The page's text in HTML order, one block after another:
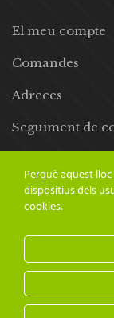
El meu compte
Comandes
Adreces
Seguiment de
© 2024 Adesiara
Perquè aquest
dispositius dels
cookies.